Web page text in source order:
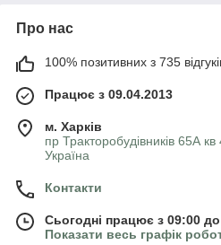
Про нас
100% позитивних з 735
Працює з 09.04.2013
м. Харків
пр Тракторобудівників 65А кв
Україна
Контакти
Сьогодні працює з 09:00
Показати весь графік